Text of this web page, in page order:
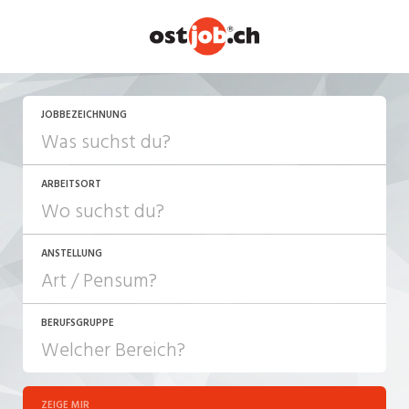
JOBBEZEICHNUNG
ARBEITSORT
ANSTELLUNG
JOB-TYP
Festanstellung
BERUFSGRUPPE
ZEIGE MIR